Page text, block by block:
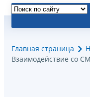
Главная страница
Взаимодействие со